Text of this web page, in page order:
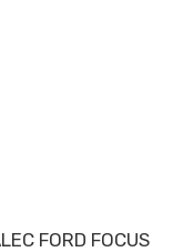
FORD FOCUS